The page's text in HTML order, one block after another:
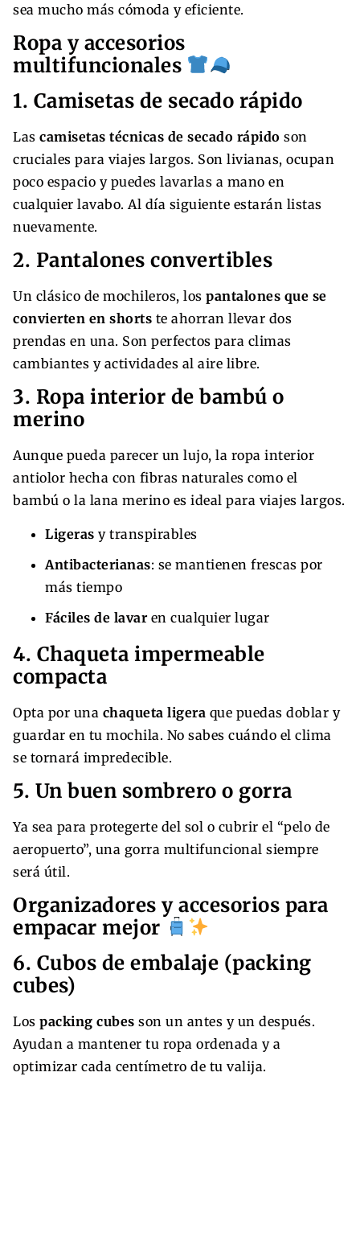
sea mucho más cómoda y eficiente.
Ropa y accesorios
multifuncionales
1. Camisetas de secado rápido
Las camisetas técnicas de secado rápido son
cruciales para viajes largos. Son livianas, ocupan
poco espacio y puedes lavarlas a mano en
cualquier lavabo. Al día siguiente estarán listas
nuevamente.
2. Pantalones convertibles
Un clásico de mochileros, los pantalones que se
convierten en shorts te ahorran llevar dos
prendas en una. Son perfectos para climas
cambiantes y actividades al aire libre.
3. Ropa interior de bambú o
merino
Aunque pueda parecer un lujo, la ropa interior
antiolor hecha con fibras naturales como el
bambú o la lana merino es ideal para viajes largos.
Ligeras y transpirables
Antibacterianas: se mantienen frescas por
más tiempo
Fáciles de lavaren cualquier lugar
4. Chaqueta impermeable
compacta
Opta por una chaqueta ligera que puedas doblar y
guardar en tu mochila. No sabes cuándo el clima
se tornará impredecible.
5. Un buen sombrero o gorra
Ya sea para protegerte del sol o cubrir el “pelo de
aeropuerto”, una gorra multifuncional siempre
será útil.
Organizadores y accesorios para
empacar mejor
6. Cubos de embalaje (packing
cubes)
Los packing cubes son un antes y un después.
Ayudan a mantener tu ropa ordenada y a
optimizar cada centímetro de tu valija.